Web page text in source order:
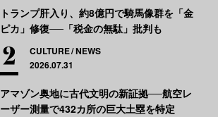
トランプ肝入り、約8億円で騎馬像群を「金
ピカ」修復──「税金の無駄」批判も
CULTURE NEWS
2026.07.31
アマゾン奥地に古代文明の新証拠──航空レ
ーザー測量で432カ所の巨大土塁を特定